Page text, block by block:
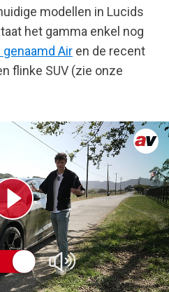
modellen in Lucids
het gamma enkel nog
Air en de recent
flinke SUV (zie onze
Video afspelen
uit